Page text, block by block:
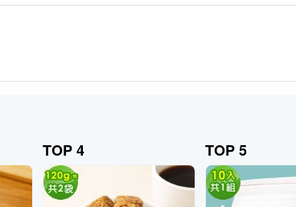
TOP 4 TOP 5